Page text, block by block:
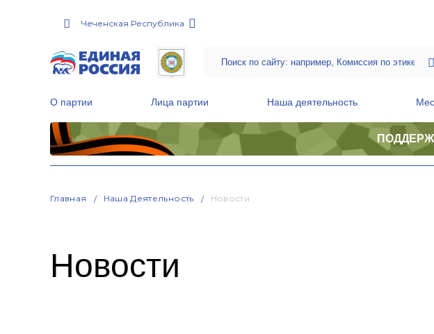
Чеченская Республика
О партии Лица партии Наша деятельность
Главная Наша Деятельность Новости
Новости